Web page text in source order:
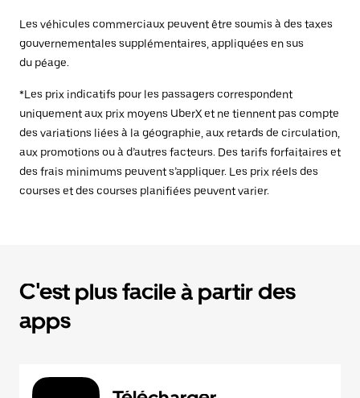
Les véhicules commerciaux peuvent être soumis à des taxes
gouvernementales supplémentaires, appliquées en sus
du péage.
*Les prix indicatifs pour les passagers correspondent
uniquement aux prix moyens UberX et ne tiennent pas compte
des variations liées à la géographie, aux retards de circulation,
aux promotions ou à d’autres facteurs. Des tarifs forfaitaires et
des frais minimums peuvent s’appliquer. Les prix réels des
courses et des courses planifiées peuvent varier.
C'est plus facile à partir des
apps